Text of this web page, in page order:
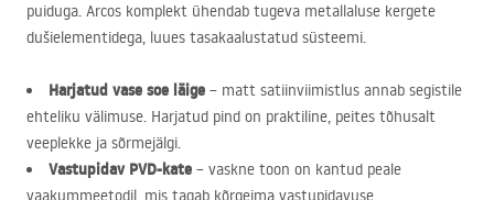
puiduga. Arcos komplekt ühendab tugeva metallaluse kergete
dušielementidega, luues tasakaalustatud süsteemi.
Harjatud vase soe läige – matt satiinviimistlus annab segistile
ehteliku välimuse. Harjatud pind on praktiline, peites tõhusalt
veeplekke ja sõrmejälgi.
Vastupidav PVD-kate – vaskne toon on kantud peale
vaakummeetodil, mis tagab kõrgeima vastupidavuse